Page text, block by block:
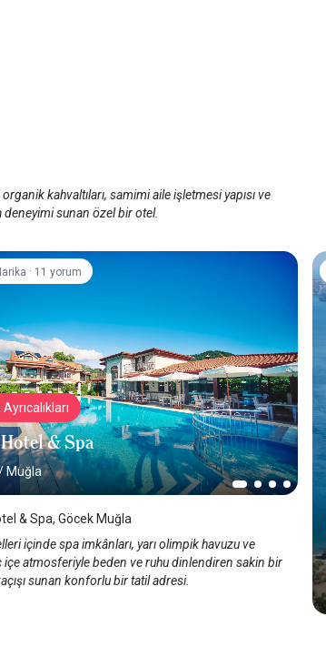
kahvaltıları, samimi aile işletmesi yapısı ve
sunan özel bir otel.
& Spa
Muğla
· 11 yorum
& Spa, Göcek Muğla
içinde spa imkânları, yarı olimpik havuzu ve
içe atmosferiyle beden ve ruhu dinlendiren sakin bir
sunan konforlu bir tatil adresi.